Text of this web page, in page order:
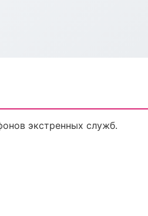
экстренных служб.